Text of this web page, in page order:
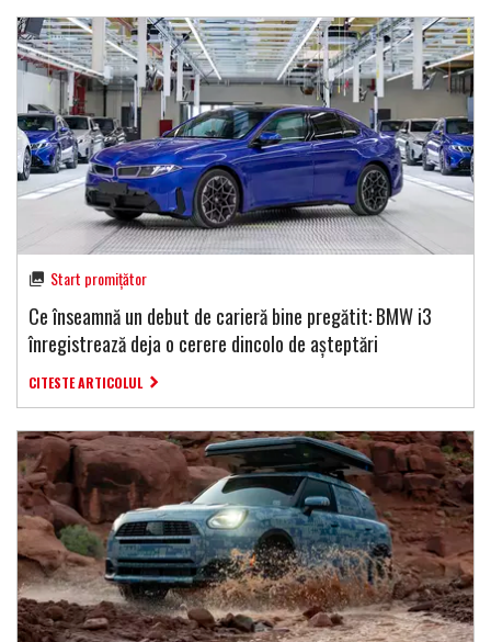
Start promițător
Ce înseamnă un debut de carieră bine pregătit: BMW i3
înregistrează deja o cerere dincolo de așteptări
CITESTE ARTICOLUL